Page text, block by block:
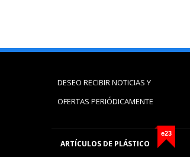
DESEO RECIBIR NOTICIAS Y
OFERTAS PERIÓDICAMENTE
e23
ARTÍCULOS DE PLÁSTICO